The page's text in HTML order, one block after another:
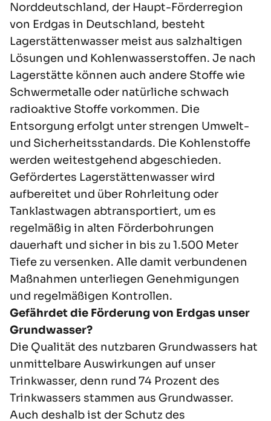
Norddeutschland, der Haupt-Förderregion
von Erdgas in Deutschland, besteht
Lagerstättenwasser meist aus salzhaltigen
Lösungen und Kohlenwasserstoffen. Je nach
Lagerstätte können auch andere Stoffe wie
Schwermetalle oder natürliche schwach
radioaktive Stoffe vorkommen. Die
Entsorgung erfolgt unter strengen Umwelt-
und Sicherheitsstandards. Die Kohlenstoffe
werden weitestgehend abgeschieden.
Gefördertes Lagerstättenwasser wird
aufbereitet und über Rohrleitung oder
Tanklastwagen abtransportiert, um es
regelmäßig in alten Förderbohrungen
dauerhaft und sicher in bis zu 1.500 Meter
Tiefe zu versenken. Alle damit verbundenen
Maßnahmen unterliegen Genehmigungen
und regelmäßigen Kontrollen.
Gefährdet die Förderung von Erdgas unser
Grundwasser?
Die Qualität des nutzbaren Grundwassers hat
unmittelbare Auswirkungen auf unser
Trinkwasser, denn rund 74 Prozent des
Trinkwassers stammen aus Grundwasser.
Auch deshalb ist der Schutz des